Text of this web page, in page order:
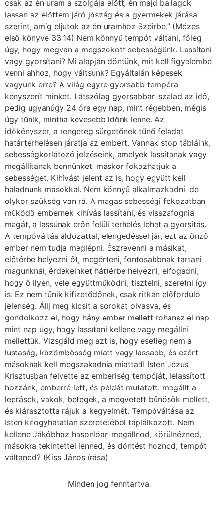
csak az én uram a szolgája előtt, én majd ballagok
lassan az előttem járó jószág és a gyermekek járása
szerint, amíg eljutok az én uramhoz Széirbe.” (Mózes
első könyve 33:14) Nem könnyű tempót váltani, főleg
úgy, hogy megvan a megszokott sebességünk. Lassítani
vagy gyorsítani? Mi alapján döntünk, mit kell figyelembe
venni ahhoz, hogy váltsunk? Egyáltalán képesek
vagyunk erre? A világ egyre gyorsabb tempóra
kényszerít minket. Látszólag gyorsabban szalad az idő,
pedig ugyanúgy 24 óra egy nap, mint régebben, mégis
úgy tűnik, mintha kevesebb időnk lenne. Az
időkényszer, a rengeteg sürgetőnek tűnő feladat
határterhelésen járatja az embert. Vannak stop tábláink,
sebességkorlátozó jelzéseink, amelyek lassítanak vagy
megállítanak bennünket, máskor fokozhatjuk a
sebességet. Kihívást jelent az is, hogy együtt kell
haladnunk másokkal. Nem könnyű alkalmazkodni, de
olykor szükség van rá. A magas sebességi fokozatban
működő embernek kihívás lassítani, és visszafognia
magát, a lassúnak erőn felüli terhelés lehet a gyorsítás.
A tempóváltás áldozattal, elengedéssel jár, ezt az önző
ember nem tudja meglépni. Észrevenni a másikat,
előtérbe helyezni őt, megérteni, fontosabbnak tartani
magunknál, érdekeinket háttérbe helyezni, elfogadni,
hogy ő ilyen, vele együttműködni, tisztelni, szeretni így
is. Ez nem tűnik kifizetődőnek, csak ritkán előforduló
jelenség. Állj meg kicsit a sorokat olvasva, és
gondolkozz el, hogy hány ember mellett rohansz el nap
mint nap úgy, hogy lassítani kellene vagy megállni
mellettük. Vizsgáld meg azt is, hogy esetleg nem a
lustaság, közömbösség miatt vagy lassabb, és ezért
másoknak kell megszakadnia miattad! Isten Jézus
Krisztusban felvette az emberiség tempóját, lelassított
hozzánk, emberré lett, és példát mutatott: megállt a
leprások, vakok, betegek, a megvetett bűnösök mellett,
és kiárasztotta rájuk a kegyelmét. Tempóváltása az
Isten kifogyhatatlan szeretetéből táplálkozott. Nem
kellene Jákóbhoz hasonlóan megállnod, körülnézned,
másokra tekintettel lenned, és döntést hoznod, tempót
váltanod? (Kiss János írása)
Minden jog fenntartva